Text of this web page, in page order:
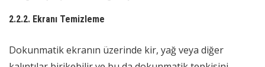
2.2.2. Ekranı Temizleme
Dokunmatik ekranın üzerinde kir, yağ veya diğer